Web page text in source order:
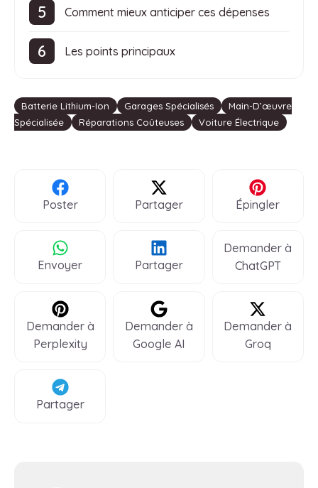
Comment mieux anticiper ces dépenses
Les points principaux
Étiquettes
Batterie Lithium-Ion Garages Spécialisés
Main-D’œuvre
Spécialisée
Réparations Coûteuses Voiture Électrique
Poster Partager Épingler
Envoyer Partager
Demander à
ChatGPT
Demander à
Perplexity
Demander à
Google AI
Demander à
Groq
Partager